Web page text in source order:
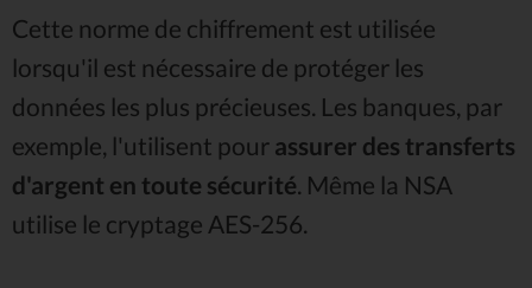
Cette norme de chiffrement est utilisée
lorsqu'il est nécessaire de protéger les
données les plus précieuses. Les banques, par
exemple, l'utilisent pour assurer des transferts
d'argent en toute sécurité . Même la NSA
utilise le cryptage AES-256.